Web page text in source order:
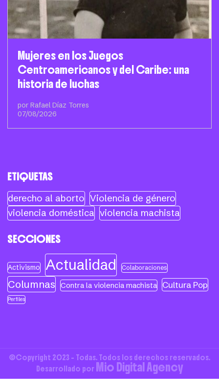
Mujeres en los Juegos
Centroamericanos y del Caribe: una
historia de luchas
por Rafael Díaz Torres
07/08/2026
ETIQUETAS
derecho al aborto Violencia de género
violencia doméstica violencia machista
SECCIONES
Activismo Actualidad Colaboraciones
Columnas Contra la violencia machista Cultura Pop
Perfiles
©Copyright 2023 - Todas. Todos los derechos reservados.
Desarrollado por Mio Digital Agency